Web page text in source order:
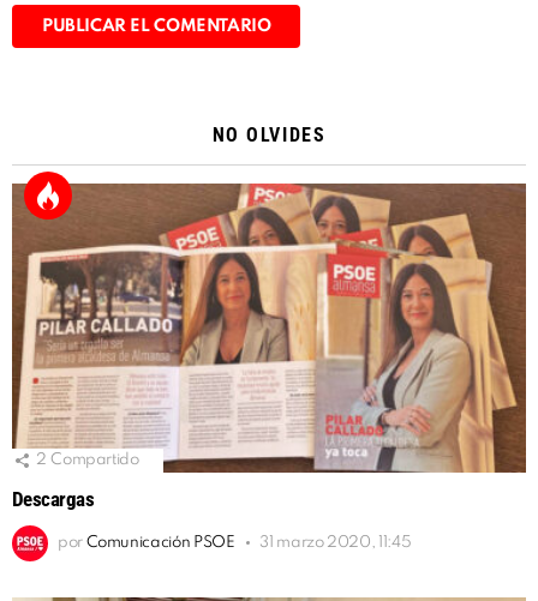
NO OLVIDES
2 Compartido
Descargas
por Comunicación PSOE 31 marzo 2020, 11:45